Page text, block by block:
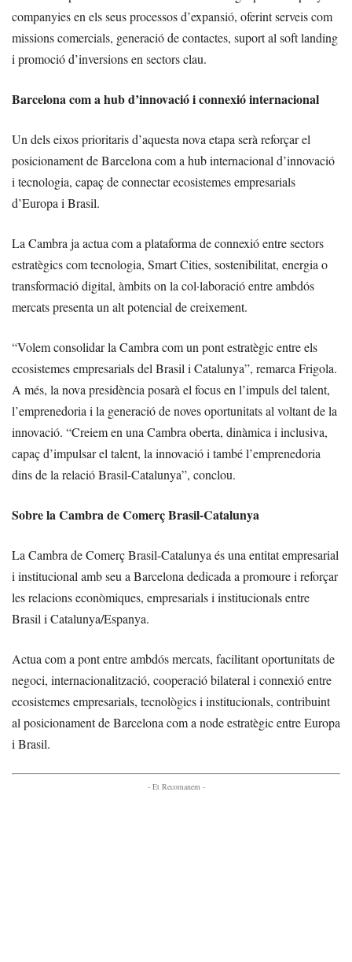
companyies en els seus processos d’expansió, oferint serveis com
missions comercials, generació de contactes, suport al soft landing
i promoció d’inversions en sectors clau.
Barcelona com a hub d’innovació i connexió internacional
Un dels eixos prioritaris d’aquesta nova etapa serà reforçar el
posicionament de Barcelona com a hub internacional d’innovació
i tecnologia, capaç de connectar ecosistemes empresarials
d’Europa i Brasil.
La Cambra ja actua com a plataforma de connexió entre sectors
estratègics com tecnologia, Smart Cities, sostenibilitat, energia o
transformació digital, àmbits on la col·laboració entre ambdós
mercats presenta un alt potencial de creixement.
“Volem consolidar la Cambra com un pont estratègic entre els
ecosistemes empresarials del Brasil i Catalunya”, remarca Frigola.
A més, la nova presidència posarà el focus en l’impuls del talent,
l’emprenedoria i la generació de noves oportunitats al voltant de la
innovació. “Creiem en una Cambra oberta, dinàmica i inclusiva,
capaç d’impulsar el talent, la innovació i també l’emprenedoria
dins de la relació Brasil-Catalunya”, conclou.
Sobre la Cambra de Comerç Brasil-Catalunya
La Cambra de Comerç Brasil-Catalunya és una entitat empresarial
i institucional amb seu a Barcelona dedicada a promoure i reforçar
les relacions econòmiques, empresarials i institucionals entre
Brasil i Catalunya/Espanya.
Actua com a pont entre ambdós mercats, facilitant oportunitats de
negoci, internacionalització, cooperació bilateral i connexió entre
ecosistemes empresarials, tecnològics i institucionals, contribuint
al posicionament de Barcelona com a node estratègic entre Europa
i Brasil.
- Et Recomanem -